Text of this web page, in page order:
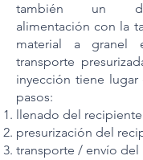
también un
alimentación con la
material a
transporte
inyección tiene
pasos:
llenado del
presurización del
transporte / envío del